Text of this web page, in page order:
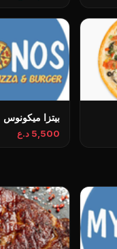
بيتزا ميكونوس
5,500 د.ع